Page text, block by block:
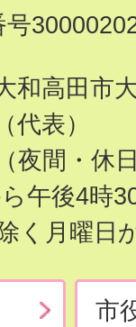
号
高田市
代表）
夜間・休
午後4時
く月曜日
市